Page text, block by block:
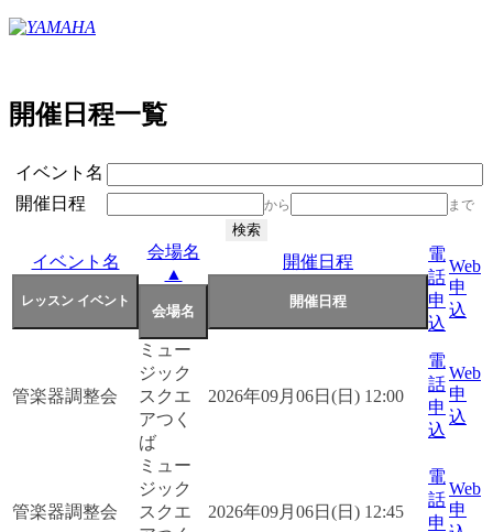
開催日程一覧
イベント名
開催日程
から まで
イベント名
会場名
▲
開催日程
電
話
申
込
Web
申
込
管楽器調整会
ミュー
ジック
スクエ
アつく
ば
2026年09月06日(日) 12:00
電
話
申
込
Web
申
込
管楽器調整会
ミュー
ジック
スクエ
2026年09月06日(日) 12:45
電
話
申
Web
申